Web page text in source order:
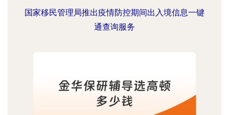
国家移民管理局推出疫情防控期间出入境信息一键
通查询服务